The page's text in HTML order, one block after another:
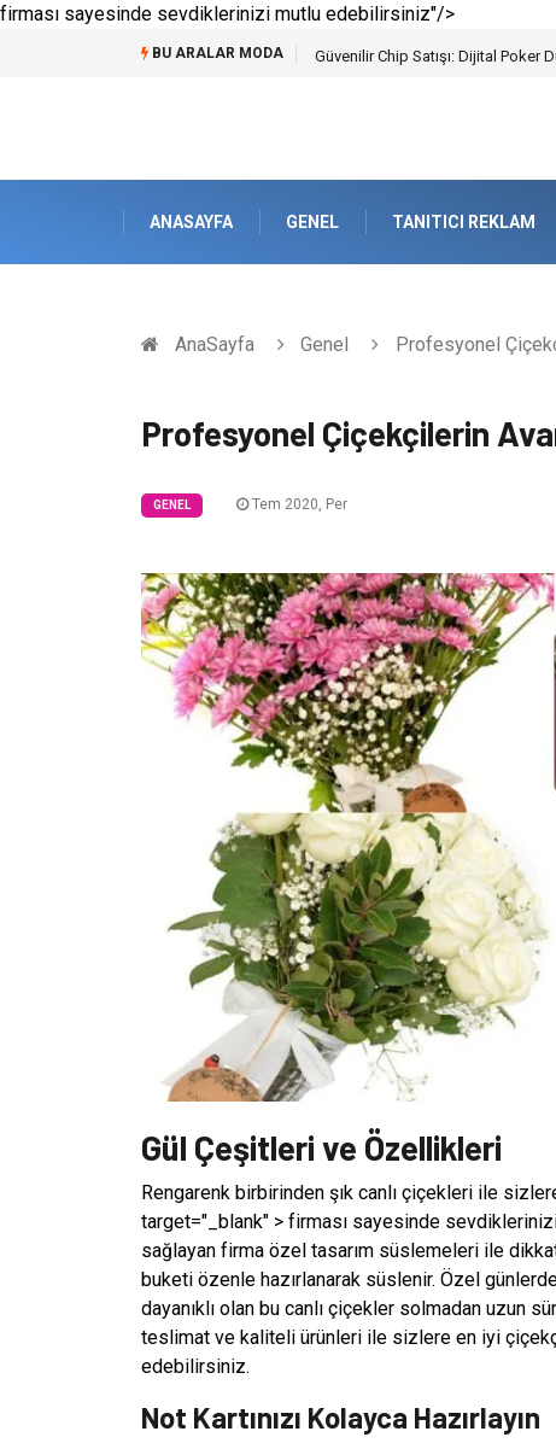
firması sayesinde sevdiklerinizi mutlu edebilirsiniz"/>
BU ARALAR MODA Bahçe Çiti Kültürü ve Modern
ANASAYFA GENEL TANITICI REKLAM
AnaSayfa Genel Profesyonel
Profesyonel Çiçekçilerin
GENEL Tem 2020, Per
Gül Çeşitleri ve Özellikleri
Rengarenk birbirinden şık canlı çiçekleri ile
target="_blank" > firması sayesinde
sağlayan firma özel tasarım süslemeleri ile
buketi özenle hazırlanarak süslenir. Özel
dayanıklı olan bu canlı çiçekler solmadan uzun
teslimat ve kaliteli ürünleri ile sizlere en iyi
edebilirsiniz.
Not Kartınızı Kolayca Hazırlayın